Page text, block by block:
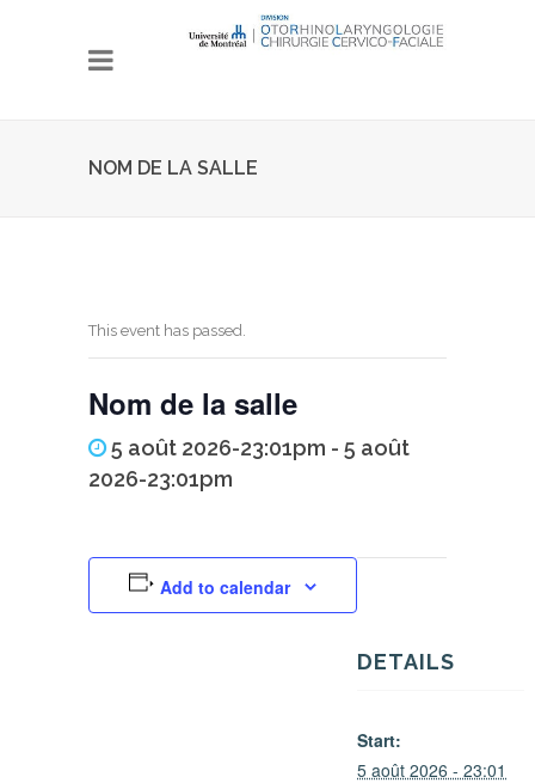
NOM DE LA SALLE
This event has passed.
Nom de la salle
5 août 2026-23:01pm - 5 août
2026-23:01pm
Add to calendar
DETAILS
Start:
5 août 2026 - 23:01